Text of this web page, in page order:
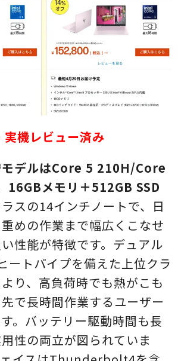
機レビュー済み
モデルはCore 5 210H/Core
メモリ＋512GB SSD
スの14インチノートで、日
めの作業まで幅広くこなせ
性能が特徴です。デュアル
ートパイプを備えた上位クラ
り、高負荷時でも熱がこも
で長時間作業するユーザー
。バッテリー駆動時間も長
性の両立が図られていま